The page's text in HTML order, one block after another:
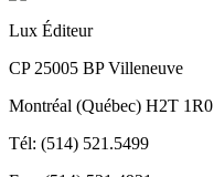
Lux Éditeur
CP 25005 BP Villeneuve
Montréal (Québec) H2T 1R0
Tél: (514) 521.5499